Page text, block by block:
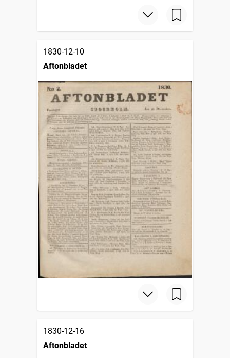
1830-12-10
Aftonbladet
1830-12-16
Aftonbladet